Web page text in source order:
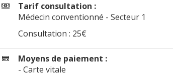
Tarif consultation :
Médecin conventionné - Secteur 1
Consultation : 25€
Moyens de paiement :
- Carte vitale